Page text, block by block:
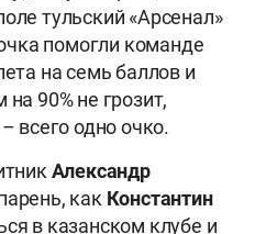
тульский «Арсенал»
помогли команде
на семь баллов и
90% не грозит,
всего одно очко.
Александр
как Константин
в казанском клубе и